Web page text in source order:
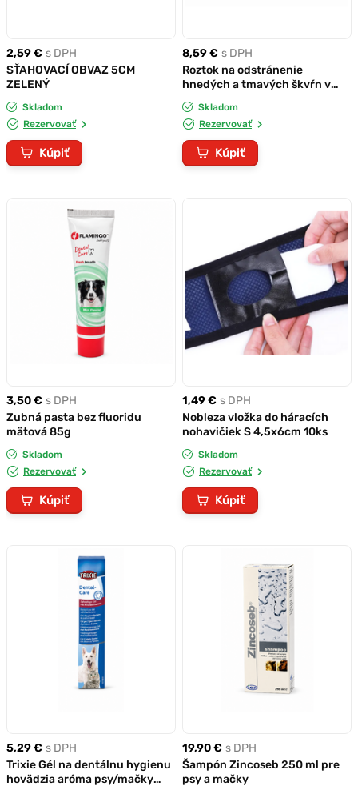
2,59 € s DPH
SŤAHOVACÍ OBVAZ 5CM
ZELENÝ
Skladom
Rezervovať
Kúpiť
8,59 € s DPH
Roztok na odstránenie
hnedých a tmavých škvŕn v
okolí očí a papuľky 125 ml
Skladom
Rezervovať
Kúpiť
3,50 € s DPH
Zubná pasta bez fluoridu
mätová 85g
Skladom
Rezervovať
Kúpiť
1,49 € s DPH
Nobleza vložka do háracích
nohavičiek S 4,5x6cm 10ks
Skladom
Rezervovať
Kúpiť
5,29 € s DPH
Trixie Gél na dentálnu hygienu
hovädzia aróma psy/mačky
19,90 € s DPH
Šampón Zincoseb 250 ml pre
psy a mačky